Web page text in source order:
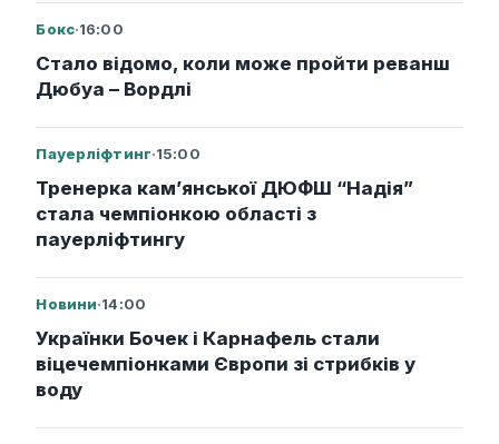
Бокс·16:00
Стало відомо, коли може пройти реванш
Дюбуа – Вордлі
Пауерліфтинг·15:00
Тренерка кам’янської ДЮФШ “Надія”
стала чемпіонкою області з
пауерліфтингу
Новини·14:00
Українки Бочек і Карнафель стали
віцечемпіонками Європи зі стрибків у
воду